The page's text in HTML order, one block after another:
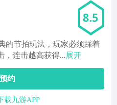
8.5
的节拍玩法，玩家必须踩着
，连击越高获得...展开
预约
载九游APP